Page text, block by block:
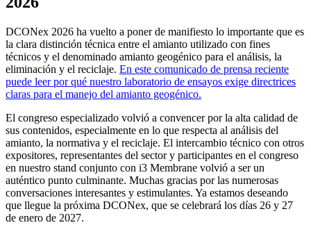
DCONex 2026 ha vuelto a poner de manifiesto lo importante que es
la clara distinción técnica entre el amianto utilizado con fines
técnicos y el denominado amianto geogénico para el análisis, la
eliminación y el reciclaje. En este comunicado de prensa reciente
puede leer por qué nuestro laboratorio de ensayos exige directrices
claras para el manejo del amianto geogénico.
El congreso especializado volvió a convencer por la alta calidad de
sus contenidos, especialmente en lo que respecta al análisis del
amianto, la normativa y el reciclaje. El intercambio técnico con otros
expositores, representantes del sector y participantes en el congreso
en nuestro stand conjunto con i3 Membrane volvió a ser un
auténtico punto culminante. Muchas gracias por las numerosas
conversaciones interesantes y estimulantes. Ya estamos deseando
que llegue la próxima DCONex, que se celebrará los días 26 y 27
de enero de 2027.